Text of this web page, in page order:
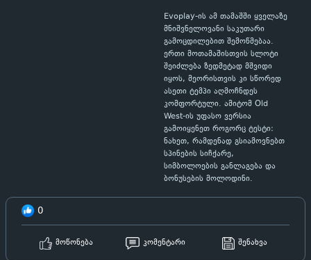
Evoplay-ის ამ თამაშში ყველაზე
მნიშვნელოვანი საკუთარი
გამოცდილებით შემოწმებაა.
ერთი მოთამაშისთვის სლოტი
შეიძლება ზედმეტად მშვიდი
იყოს, მეორისთვის კი სწორედ
ასეთი ტემპი აღმოჩნდეს
კომფორტული. ამიტომ Old
West-ის უფასო ვერსია
გამოიყენეთ როგორც ტესტი:
ნახეთ, რამდენად გსიამოვნებთ
სპინების სიჩქარე,
სიმბოლოების განლაგება და
ბონუსების მოლოდინი.
0
მოწონება კომენტარი შენახვა